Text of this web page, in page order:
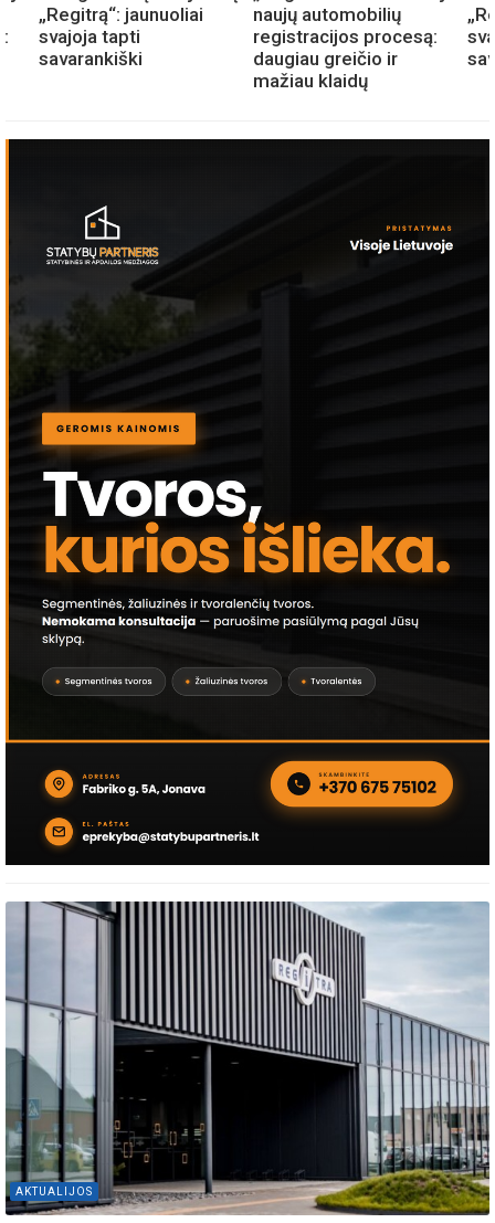
„Regitrą“: jaunuoliai
svajoja tapti
savarankiški
naujų automobilių
registracijos procesą:
daugiau greičio ir
mažiau klaidų
AKTUALIJOS